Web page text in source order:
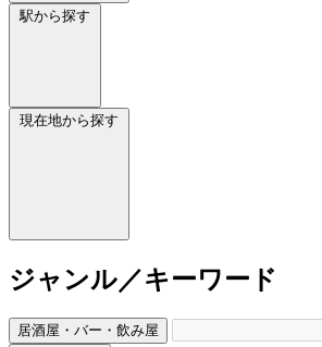
駅から探す
現在地から探す
ジャンル／キーワード
居酒屋・バー・飲み屋